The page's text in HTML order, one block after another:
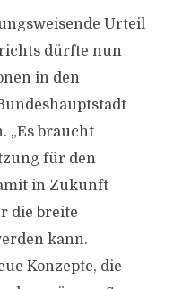
Urteil
dürfte nun
in den
„Es braucht
für den
in Zukunft
die breite
kann.
Konzepte, die